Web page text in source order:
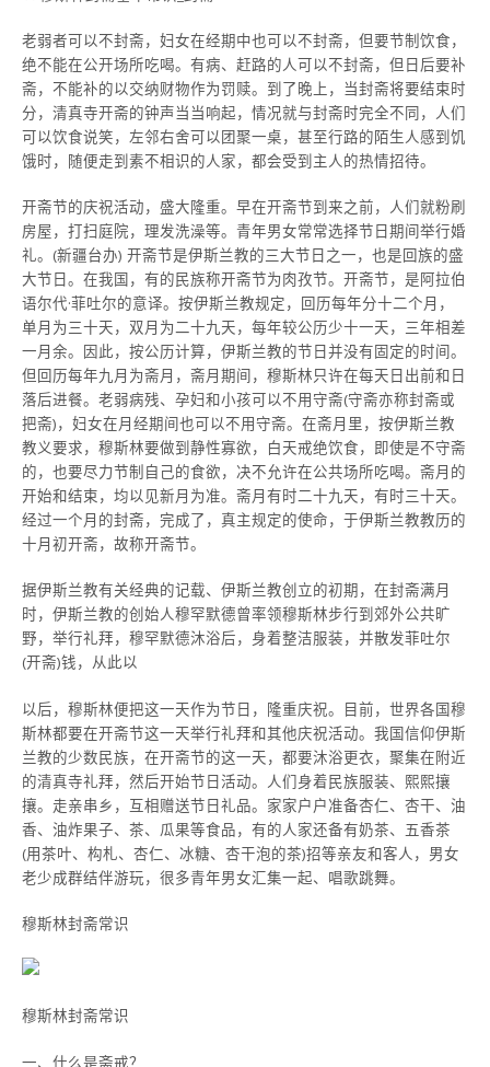
老弱者可以不封斋，妇女在经期中也可以不封斋，但要节制饮食，
绝不能在公开场所吃喝。有病、赶路的人可以不封斋，但日后要补
斋，不能补的以交纳财物作为罚赎。到了晚上，当封斋将要结束时
分，清真寺开斋的钟声当当响起，情况就与封斋时完全不同，人们
可以饮食说笑，左邻右舍可以团聚一桌，甚至行路的陌生人感到饥
饿时，随便走到素不相识的人家，都会受到主人的热情招待。
开斋节的庆祝活动，盛大隆重。早在开斋节到来之前，人们就粉刷
房屋，打扫庭院，理发洗澡等。青年男女常常选择节日期间举行婚
礼。(新疆台办) 开斋节是伊斯兰教的三大节日之一，也是回族的盛
大节日。在我国，有的民族称开斋节为肉孜节。开斋节，是阿拉伯
语尔代·菲吐尔的意译。按伊斯兰教规定，回历每年分十二个月，
单月为三十天，双月为二十九天，每年较公历少十一天，三年相差
一月余。因此，按公历计算，伊斯兰教的节日并没有固定的时间。
但回历每年九月为斋月，斋月期间，穆斯林只许在每天日出前和日
落后进餐。老弱病残、孕妇和小孩可以不用守斋(守斋亦称封斋或
把斋)，妇女在月经期间也可以不用守斋。在斋月里，按伊斯兰教
教义要求，穆斯林要做到静性寡欲，白天戒绝饮食，即使是不守斋
的，也要尽力节制自己的食欲，决不允许在公共场所吃喝。斋月的
开始和结束，均以见新月为准。斋月有时二十九天，有时三十天。
经过一个月的封斋，完成了，真主规定的使命，于伊斯兰教教历的
十月初开斋，故称开斋节。
据伊斯兰教有关经典的记载、伊斯兰教创立的初期，在封斋满月
时，伊斯兰教的创始人穆罕默德曾率领穆斯林步行到郊外公共旷
野，举行礼拜，穆罕默德沐浴后，身着整洁服装，并散发菲吐尔
(开斋)钱，从此以
以后，穆斯林便把这一天作为节日，隆重庆祝。目前，世界各国穆
斯林都要在开斋节这一天举行礼拜和其他庆祝活动。我国信仰伊斯
兰教的少数民族，在开斋节的这一天，都要沐浴更衣，聚集在附近
的清真寺礼拜，然后开始节日活动。人们身着民族服装、熙熙攘
攘。走亲串乡，互相赠送节日礼品。家家户户准备杏仁、杏干、油
香、油炸果子、茶、瓜果等食品，有的人家还备有奶茶、五香茶
(用茶叶、构札、杏仁、冰糖、杏干泡的茶)招等亲友和客人，男女
老少成群结伴游玩，很多青年男女汇集一起、唱歌跳舞。
穆斯林封斋常识
穆斯林封斋常识
一、什么是斋戒？